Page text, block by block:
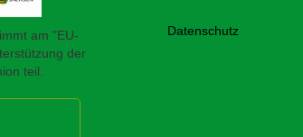
am "EU-
der
teil.
Datenschutz